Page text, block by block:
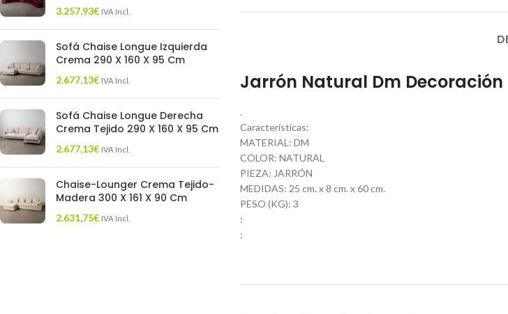
3.257,93€ IVA Incl.
Sofá Chaise Longue Izquierda
Crema 290 X 160 X 95 Cm
2.677,13€ IVA Incl.
Sofá Chaise Longue Derecha
Crema Tejido 290 X 160 X 95 Cm
2.677,13€ IVA Incl.
Chaise-Lounger Crema Tejido-
Madera 300 X 161 X 90 Cm
2.631,75€ IVA Incl.
Jarrón Natural Dm Decoración
.
Características:
MATERIAL: DM
COLOR: NATURAL
PIEZA: JARRÓN
MEDIDAS: 25 cm. x 8 cm. x 60 cm.
PESO (KG): 3
:
: